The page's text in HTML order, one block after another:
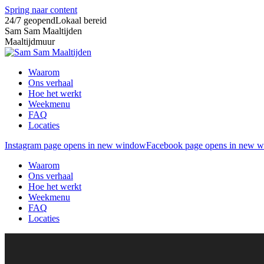
Spring naar content
24/7 geopendLokaal bereid
Sam Sam Maaltijden
Maaltijdmuur
Waarom
Ons verhaal
Hoe het werkt
Weekmenu
FAQ
Locaties
Instagram page opens in new windowFacebook page opens in new
Waarom
Ons verhaal
Hoe het werkt
Weekmenu
FAQ
Locaties